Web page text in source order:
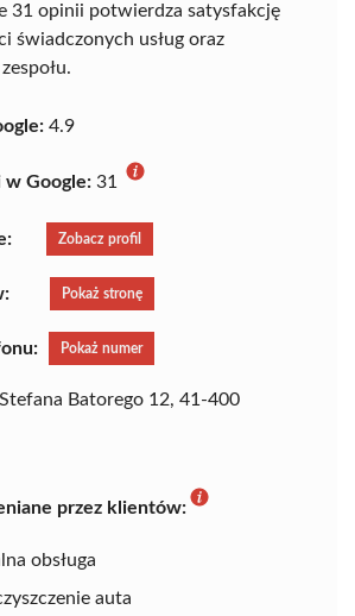
31 opinii potwierdza satysfakcję
świadczonych usług oraz
4.9
w Google: 31
Zobacz profil
Pokaż stronę
Pokaż numer
Stefana Batorego 12, 41-400
przez klientów:
obsługa
auta